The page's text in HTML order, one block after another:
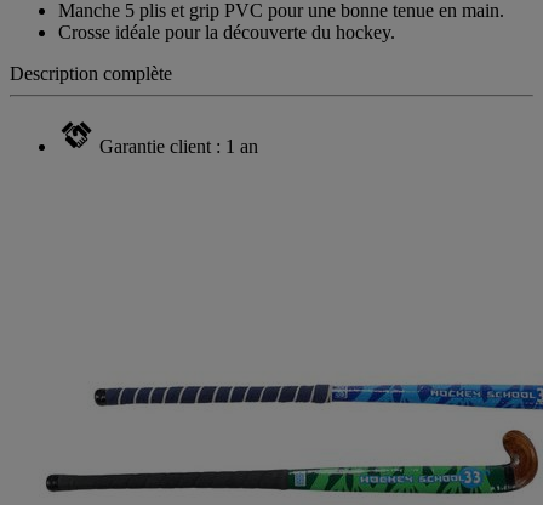
Manche 5 plis et grip PVC pour une bonne tenue en main.
Crosse idéale pour la découverte du hockey.
Description complète
Garantie client : 1 an